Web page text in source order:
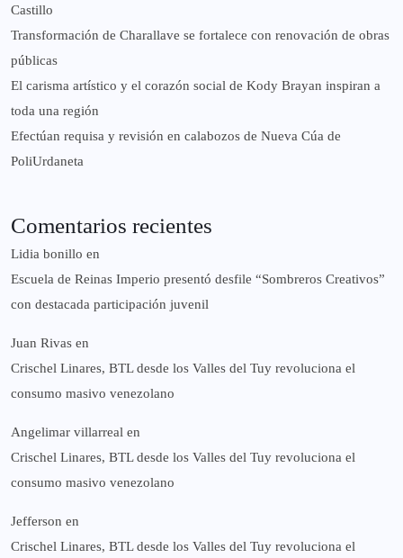
Castillo​
Transformación de Charallave se fortalece con renovación de obras
públicas
El carisma artístico y el corazón social de Kody Brayan inspiran a
toda una región
Efectúan requisa y revisión en calabozos de Nueva Cúa de
PoliUrdaneta
Comentarios recientes
Lidia bonillo en
Escuela de Reinas Imperio presentó desfile “Sombreros Creativos”
con destacada participación juvenil
Juan Rivas en
Crischel Linares, BTL desde los Valles del Tuy revoluciona el
consumo masivo venezolano
Angelimar villarreal en
Crischel Linares, BTL desde los Valles del Tuy revoluciona el
consumo masivo venezolano
Jefferson en
Crischel Linares, BTL desde los Valles del Tuy revoluciona el